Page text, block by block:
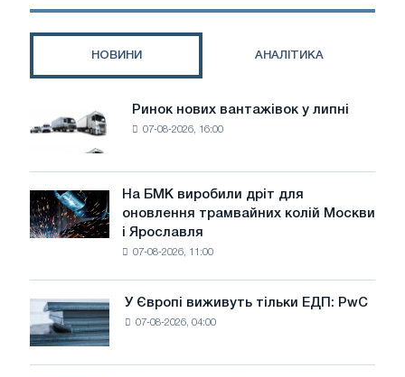
токарного
НОВИНИ АНАЛІТИКА
Ринок
нових
вантажівок
у
липні
Ринок нових вантажівок у липні
07-08-2026, 16:00
На
БМК
виробили
трамвайних
колій
На БМК виробили дріт для
оновлення трамвайних колій Москви
і Ярославля
07-08-2026, 11:00
Європі
виживуть
тільки
У Європі виживуть тільки ЕДП: PwC
07-08-2026, 04:00